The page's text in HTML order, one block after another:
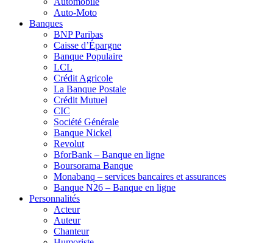
Auto-Moto
Banques
BNP Paribas
Caisse d’Épargne
Banque Populaire
LCL
Crédit Agricole
La Banque Postale
Crédit Mutuel
CIC
Société Générale
Banque Nickel
Revolut
BforBank – Banque en ligne
Boursorama Banque
Monabanq – services bancaires et assurances
Banque N26 – Banque en ligne
Personnalités
Acteur
Auteur
Chanteur